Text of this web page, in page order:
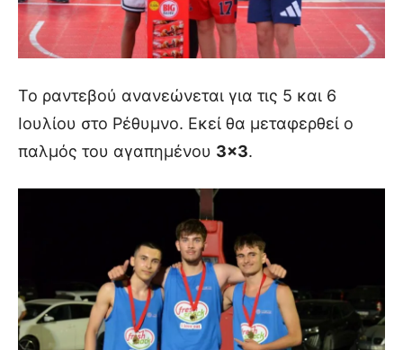
Το ραντεβού ανανεώνεται για τις 5 και 6
Ιουλίου στο Ρέθυμνο. Εκεί θα μεταφερθεί ο
παλμός του αγαπημένου 3×3.